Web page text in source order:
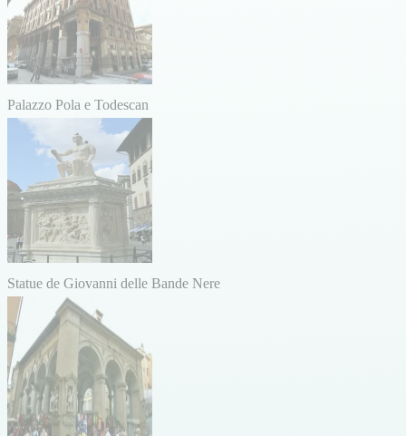
Palazzo Pola e Todescan
Statue de Giovanni delle Bande Nere